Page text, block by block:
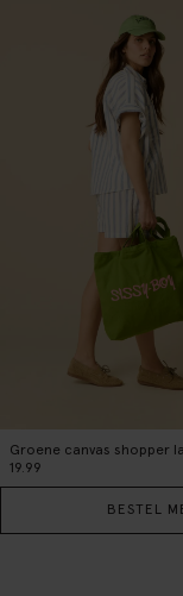
Groene canvas shopper
19.99
BESTEL